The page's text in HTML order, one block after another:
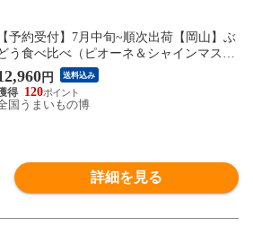
【予約受付】7月中旬~順次出荷【岡山】ぶ
う食べ比べ（ピオーネ＆シャインマスカ
ト）
円 送料込み
120
国うまいもの博
詳細を見る